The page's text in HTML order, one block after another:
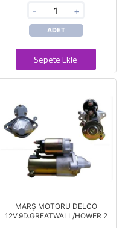
- +
ADET
Sepete Ekle
MARŞ MOTORU DELCO
12V.9D.GREATWALL/HOWER 2